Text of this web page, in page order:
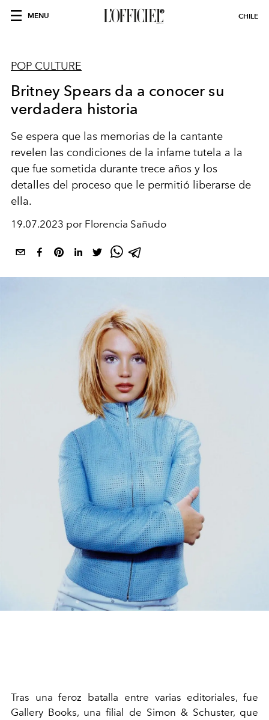
MENU CHILE
POP CULTURE
Britney Spears da a conocer su
verdadera historia
Se espera que las memorias de la cantante
revelen las condiciones de la infame tutela a la
que fue sometida durante trece años y los
detalles del proceso que le permitió liberarse de
ella.
19.07.2023 por Florencia Sañudo
Tras una feroz batalla entre varias editoriales, fue
Gallery Books, una filial de Simon & Schuster, que